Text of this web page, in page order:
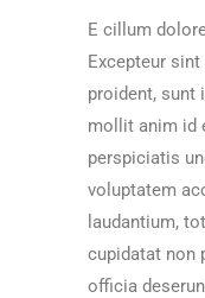
E cillum
Excepteur
proident, sunt
mollit anim id
perspiciatis
voluptatem
laudantium,
cupidatat non
officia